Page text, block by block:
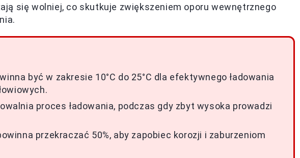
się wolniej, co skutkuje zwiększeniem oporu wewnętrznego
być w zakresie 10°C do 25°C dla efektywnego ładowania
proces ładowania, podczas gdy zbyt wysoka prowadzi
przekraczać 50%, aby zapobiec korozji i zaburzeniom